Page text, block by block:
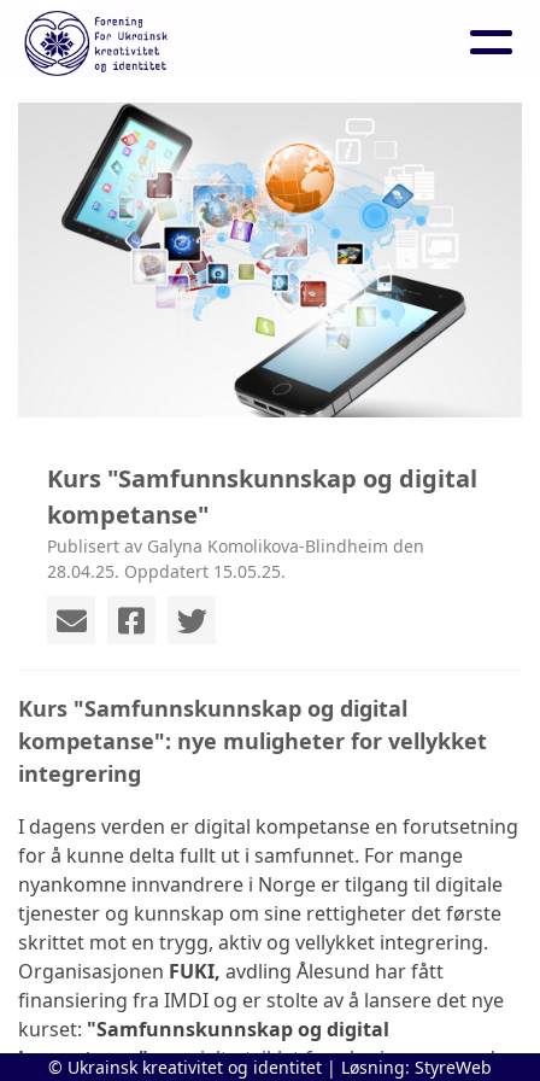
Kurs "Samfunnskunnskap og digital
kompetanse"
Publisert av Galyna Komolikova-Blindheim den
28.04.25. Oppdatert 15.05.25.
Kurs "Samfunnskunnskap og digital
kompetanse": nye muligheter for vellykket
integrering
I dagens verden er digital kompetanse en forutsetning
for å kunne delta fullt ut i samfunnet. For mange
nyankomne innvandrere i Norge er tilgang til digitale
tjenester og kunnskap om sine rettigheter det første
skrittet mot en trygg, aktiv og vellykket integrering.
Organisasjonen FUKI, avdling Ålesund har fått
finansiering fra IMDI og er stolte av å lansere det nye
kurset: "Samfunnskunnskap og digital
kompetanse", spesielt utviklet for ukrainere og andre
© Ukrainsk kreativitet og identitet | Løsning: StyreWeb